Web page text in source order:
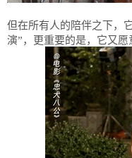
但在所有人的陪伴之下，
演”，更重要的是，它又愿